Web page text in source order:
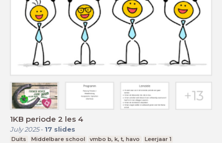
1KB periode 2 les 4
July 2025- 17 slides
Duits Middelbare school vmbo b, k, t, havo Leerjaar 1